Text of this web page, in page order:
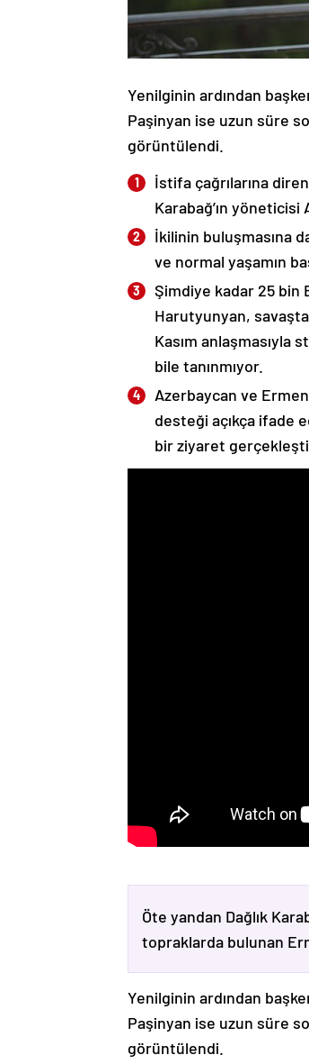
Yenilginin ardından
Paşinyan ise uzun süre
görüntülendi.
İstifa çağrılarına
Karabağ’ın
İkilinin buluşmasına
ve normal yaşamın
Şimdiye kadar 25 bin
Harutyunyan,
Kasım anlaşmasıyla
bile tanınmıyor.
Azerbaycan ve
desteği açıkça ifade
bir ziyaret
Öte yandan Dağlık
topraklarda bulunan
Yenilginin ardından
Paşinyan ise uzun süre
görüntülendi.